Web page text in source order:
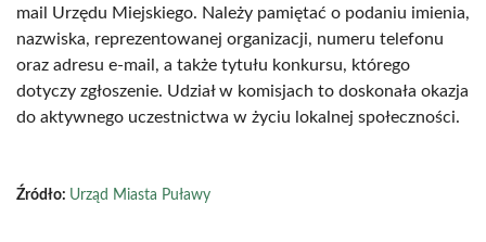
mail Urzędu Miejskiego. Należy pamiętać o podaniu imienia,
nazwiska, reprezentowanej organizacji, numeru telefonu
oraz adresu e-mail, a także tytułu konkursu, którego
dotyczy zgłoszenie. Udział w komisjach to doskonała okazja
do aktywnego uczestnictwa w życiu lokalnej społeczności.
Źródło: Urząd Miasta Puławy